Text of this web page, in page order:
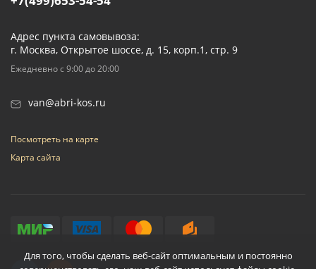
Для того, чтобы сделать веб-сайт оптимальным и постоянно
Адрес пункта самовывоза:
г. Москва, Открытое шоссе, д. 15, корп.1, стр. 9
Ежедневно с 9:00 до 20:00
van@abri-kos.ru
Посмотреть на карте
Карта сайта